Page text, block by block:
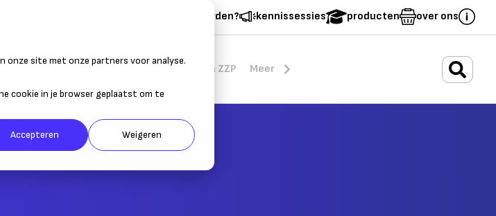
onze site met onze partners voor analyse.
cookie in je browser geplaatst om te
Accepteren Weigeren
partner worden? kennissessies producten over ons
Starten & ZZP Meer